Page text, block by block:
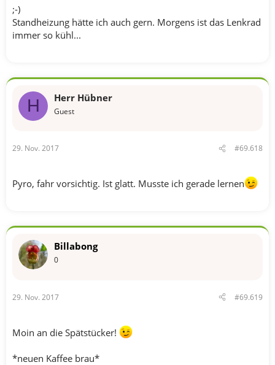
;-)
Standheizung hätte ich auch gern. Morgens ist das Lenkrad
immer so kühl...
H Herr Hübner
Guest
29. Nov. 2017 #69.618
Pyro, fahr vorsichtig. Ist glatt. Musste ich gerade lernen
Billabong
0
29. Nov. 2017 #69.619
Moin an die Spätstücker!
*neuen Kaffee brau*